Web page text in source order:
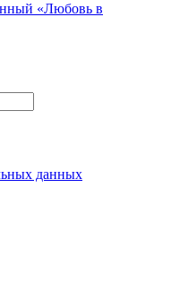
«Любовь в
данных